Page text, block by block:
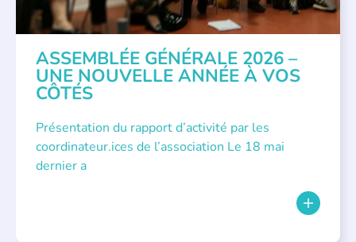
ASSEMBLÉE GÉNÉRALE 2026 –
UNE NOUVELLE ANNÉE À VOS
CÔTÉS
Présentation du rapport d’activité par les
coordinateur.ices de l’association Le 18 mai
dernier a